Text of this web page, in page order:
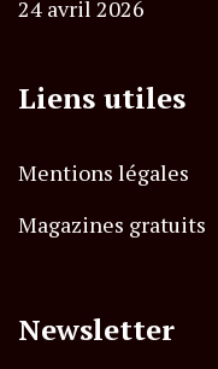
24 avril 2026
Liens utiles
Mentions légales
Magazines gratuits
Newsletter